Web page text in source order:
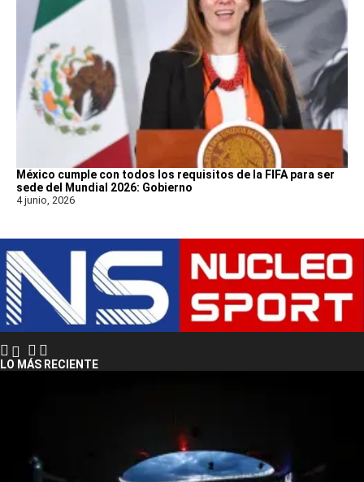
México cumple con todos los requisitos de la FIFA para ser
sede del Mundial 2026: Gobierno
4 junio, 2026
LO MÁS RECIENTE